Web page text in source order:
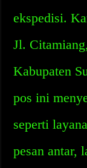
ekspedisi.
Jl.
Kabupaten
pos ini
seperti
pesan antar,